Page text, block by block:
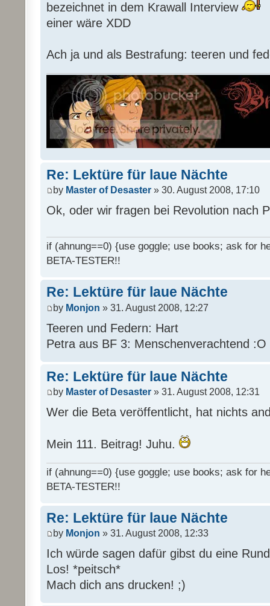
bezeichnet in dem Krawall Interview
einer wäre XDD
Ach ja und als Bestrafung: teeren und
Re: Lektüre für laue Nächte
by Master of Desaster » 30. August 2008, 17:10
Ok, oder wir fragen bei Revolution nach
if (ahnung==0) {use goggle; use books; ask for
BETA-TESTER!!
Re: Lektüre für laue Nächte
by Monjon » 31. August 2008, 12:27
Teeren und Federn: Hart
Petra aus BF 3: Menschenverachtend :O
Re: Lektüre für laue Nächte
by Master of Desaster » 31. August 2008, 12:31
Wer die Beta veröffentlicht, hat nichts
Mein 111. Beitrag! Juhu.
if (ahnung==0) {use goggle; use books; ask for
BETA-TESTER!!
Re: Lektüre für laue Nächte
by Monjon » 31. August 2008, 12:33
Ich würde sagen dafür gibst du eine
Los! *peitsch*
Mach dich ans drucken! ;)